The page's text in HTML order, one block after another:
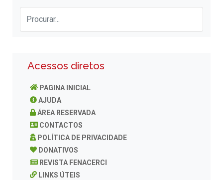
Acessos diretos
PAGINA INICIAL
AJUDA
ÁREA RESERVADA
CONTACTOS
POLÍTICA DE PRIVACIDADE
DONATIVOS
REVISTA FENACERCI
LINKS ÚTEIS